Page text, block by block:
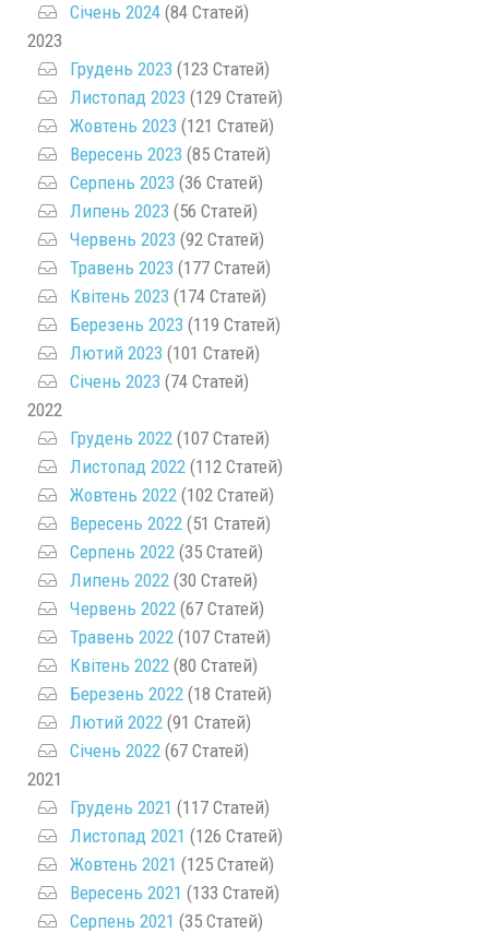
Січень 2024 (84 Статей)
2023
Грудень 2023 (123 Статей)
Листопад 2023 (129 Статей)
Жовтень 2023 (121 Статей)
Вересень 2023 (85 Статей)
Серпень 2023 (36 Статей)
Липень 2023 (56 Статей)
Червень 2023 (92 Статей)
Травень 2023 (177 Статей)
Квітень 2023 (174 Статей)
Березень 2023 (119 Статей)
Лютий 2023 (101 Статей)
Січень 2023 (74 Статей)
2022
Грудень 2022 (107 Статей)
Листопад 2022 (112 Статей)
Жовтень 2022 (102 Статей)
Вересень 2022 (51 Статей)
Серпень 2022 (35 Статей)
Липень 2022 (30 Статей)
Червень 2022 (67 Статей)
Травень 2022 (107 Статей)
Квітень 2022 (80 Статей)
Березень 2022 (18 Статей)
Лютий 2022 (91 Статей)
Січень 2022 (67 Статей)
2021
Грудень 2021 (117 Статей)
Листопад 2021 (126 Статей)
Жовтень 2021 (125 Статей)
Вересень 2021 (133 Статей)
Серпень 2021 (35 Статей)